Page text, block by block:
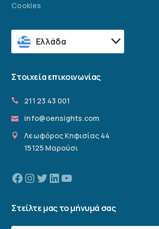
Cookies
Ελλάδα
Στοιχεία επικοινωνίας
211 23 43 001
info@oensights.com
Λεωφόρος Κηφισίας 44
15125 Μαρούσι
Facebook
Instagram
TwitterLinkedinYouTube
Στείλτε μας το μήνυμά σας